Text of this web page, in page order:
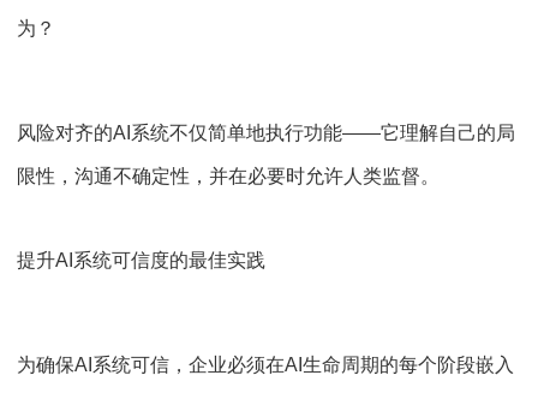
为？
风险对齐的AI系统不仅简单地执行功能——它理解自己的局
限性，沟通不确定性，并在必要时允许人类监督。
提升AI系统可信度的最佳实践
为确保AI系统可信，企业必须在AI生命周期的每个阶段嵌入